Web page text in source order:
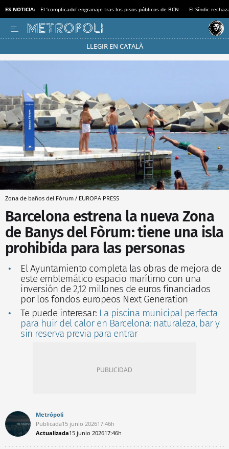
ES NOTICIA: El ‘complicado’ engranaje tras los pisos públicos de BCN El Síndic
LLEGIR EN CATALÀ
Pásate al MODO AHORRO
Zona de baños del Fòrum / EUROPA PRESS
Barcelona estrena la nueva Zona
de Banys del Fòrum: tiene una isla
prohibida para las personas
El Ayuntamiento completa las obras de mejora de
este emblemático espacio marítimo con una
inversión de 2,12 millones de euros financiados
por los fondos europeos Next Generation
Te puede interesar: La piscina municipal perfecta
para huir del calor en Barcelona: naturaleza, bar y
sin reserva previa para entrar
Metrópoli
Publicada15 junio 202617:46h
Actualizada15 junio 202617:46h